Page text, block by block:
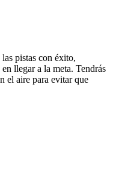
pistas con éxito,
llegar a la meta. Tendrás
el aire para evitar que